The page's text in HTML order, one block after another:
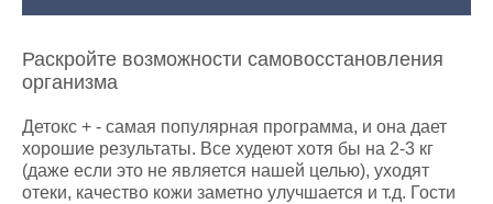
Раскройте возможности самовосстановления
организма
Детокс + - самая популярная программа, и она дает
хорошие результаты. Все худеют хотя бы на 2-3 кг
(даже если это не является нашей целью), уходят
отеки, качество кожи заметно улучшается и т.д. Гости